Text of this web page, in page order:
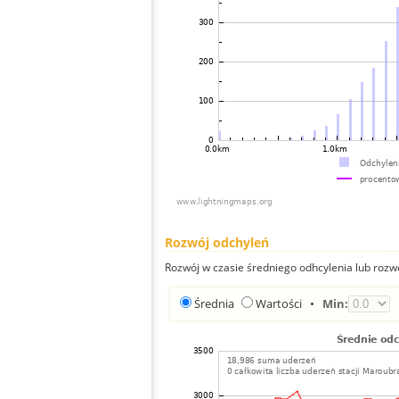
Rozwój odchyleń
Rozwój w czasie średniego odhcylenia lub
Średnia Wartości • Min: